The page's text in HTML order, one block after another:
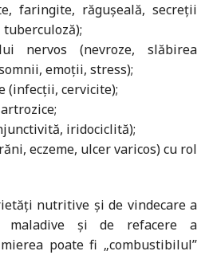
faringite, răguşeală, secreţii
nervos (nevroze, slăbirea
emoţii, stress);
(infecţii, cervicite);
iridociclită);
eczeme, ulcer varicos) cu rol
nutritive şi de vindecare a
maladive şi de refacere a
poate fi „combustibilul”